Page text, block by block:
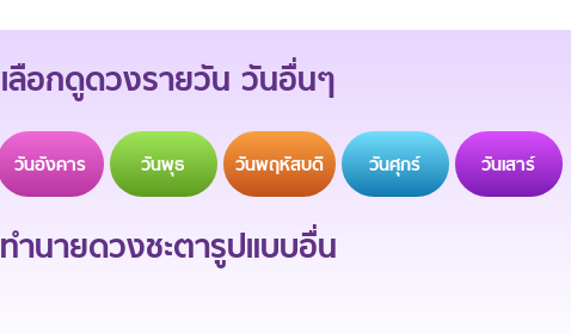
เลือกดูดวงรายวัน วันอื่นๆ
วันอังคาร วันพุธ วันพฤหัสบดี วันศุกร์ วันเสาร์
ทำนายดวงชะตารูปแบบอื่น